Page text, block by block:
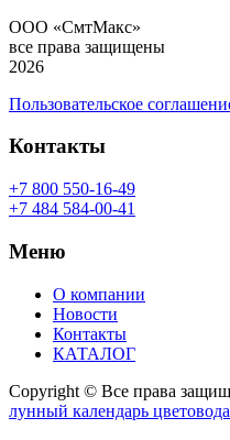
ООО «СмтМакс»
все права защищены
2026
Пользовательское
Контакты
+7 800 550-16-49
+7 484 584-00-41
Меню
О компании
Новости
Контакты
КАТАЛОГ
Copyright © Все права
лунный календарь цветовода